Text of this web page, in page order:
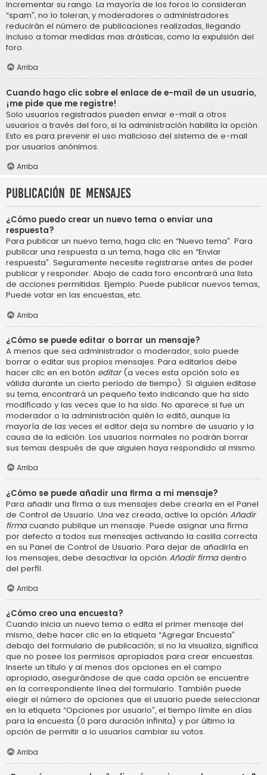
incrementar su rango. La mayoría de los foros lo consideran
“spam”, no lo toleran, y moderadores o administradores
reducirán el número de publicaciones realizadas, llegando
incluso a tomar medidas mas drásticas, como la expulsión del
foro.
Arriba
Cuando hago clic sobre el enlace de e-mail de un usuario,
¡me pide que me registre!
Solo usuarios registrados pueden enviar e-mail a otros
usuarios a través del foro, si la administración habilita la opción.
Esto es para prevenir el uso malicioso del sistema de e-mail
por usuarios anónimos.
Arriba
Publicación de mensajes
¿Cómo puedo crear un nuevo tema o enviar una
respuesta?
Para publicar un nuevo tema, haga clic en “Nuevo tema”. Para
publicar una respuesta a un tema, haga clic en “Enviar
respuesta”. Seguramente necesite registrarse antes de poder
publicar y responder. Abajo de cada foro encontrará una lista
de acciones permitidas. Ejemplo: Puede publicar nuevos temas,
Puede votar en las encuestas, etc.
Arriba
¿Cómo se puede editar o borrar un mensaje?
A menos que sea administrador o moderador, solo puede
borrar o editar sus propios mensajes. Para editarlos debe
hacer clic en en botón editar(a veces esta opción solo es
válida durante un cierto periodo de tiempo). Si alguien editase
su tema, encontrará un pequeño texto indicando que ha sido
modificado y las veces que lo ha sido. No aparece si fue un
moderador o la administración quién lo editó, aunque la
mayoría de las veces el editor deja su nombre de usuario y la
causa de la edición. Los usuarios normales no podrán borrar
sus temas después de que alguien haya respondido al mismo.
Arriba
¿Cómo se puede añadir una firma a mi mensaje?
Para añadir una firma a sus mensajes debe crearla en el Panel
de Control de Usuario. Una vez creada, active la opción Añadir
firmacuando publique un mensaje. Puede asignar una firma
por defecto a todos sus mensajes activando la casilla correcta
en su Panel de Control de Usuario. Para dejar de añadirla en
los mensajes, debe desactivar la opción Añadir firmadentro
del perfil.
Arriba
¿Cómo creo una encuesta?
Cuando inicia un nuevo tema o edita el primer mensaje del
mismo, debe hacer clic en la etiqueta “Agregar Encuesta”
debajo del formulario de publicación; si no la visualiza, significa
que no posee los permisos apropiados para crear encuestas.
Inserte un título y al menos dos opciones en el campo
apropiado, asegurándose de que cada opción se encuentre
en la correspondiente línea del formulario. También puede
elegir el número de opciones que el usuario puede seleccionar
en la etiqueta “Opciones por usuario”, el tiempo límite en días
para la encuesta (0 para duración infinita) y por último la
opción de permitir a lo usuarios cambiar su votos.
Arriba